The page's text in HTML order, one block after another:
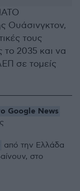
Ουάσινγκτον,
τους
2035 και να
σε τομείς
Google News
από την Ελλάδα
στο